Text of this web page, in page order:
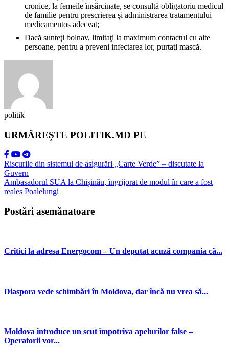
cronice, la femeile însărcinate, se consultă obligatoriu medicul
de familie pentru prescrierea și administrarea tratamentului
medicamentos adecvat;
Dacă sunteţi bolnav, limitaţi la maximum contactul cu alte
persoane, pentru a preveni infectarea lor, purtaţi mască.
politik
URMĂREȘTE POLITIK.MD PE
Riscurile din sistemul de asigurări „Carte Verde” – discutate la
Guvern
Ambasadorul SUA la Chișinău, îngrijorat de modul în care a fost
reales Poalelungi
Postări asemănatoare
Critici la adresa Energocom – Un deputat acuză compania că...
Diaspora vede schimbări în Moldova, dar încă nu vrea să...
Moldova introduce un scut împotriva apelurilor false –
Operatorii vor...